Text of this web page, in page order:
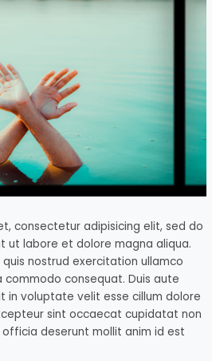
consectetur adipisicing elit, sed do
ut labore et dolore magna aliqua.
nostrud exercitation ullamco
commodo consequat. Duis aute
in voluptate velit esse cillum dolore
sint occaecat cupidatat non
deserunt mollit anim id est